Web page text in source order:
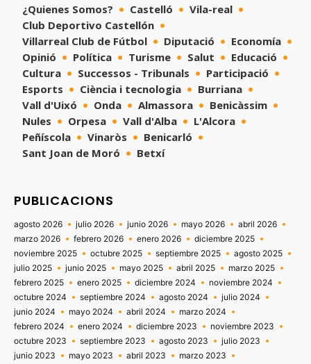
¿Quienes Somos? Castelló
Vila-real
Club Deportivo Castellón
Villarreal Club de Fútbol
Diputació
Economía
Opinió
Política Turisme Salut
Educació
Cultura
Successos - Tribunals
Participació
Esports
Ciència i tecnologia
Burriana
Vall d'Uixó
Onda Almassora
Benicàssim
Nules
Orpesa Vall d'Alba
L'Alcora
Peñíscola
Vinaròs
Benicarló
Sant Joan de Moró
Betxí
PUBLICACIONS
agosto 2026 julio 2026 junio 2026 mayo 2026
abril 2026
marzo 2026
febrero 2026 enero 2026
diciembre 2025
noviembre 2025
octubre 2025 septiembre 2025
agosto 2025
julio 2025
junio 2025 mayo 2025 abril 2025
marzo 2025
febrero 2025
enero 2025 diciembre 2024
noviembre 2024
octubre 2024
septiembre 2024 agosto 2024
julio 2024
junio 2024
mayo 2024 abril 2024
marzo 2024
febrero 2024
enero 2024 diciembre 2023
noviembre 2023
octubre 2023
septiembre 2023 agosto 2023
julio 2023
junio 2023
mayo 2023 abril 2023
marzo 2023